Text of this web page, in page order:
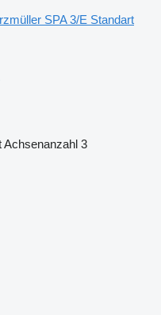
SPA 3/E Standart
Achsenanzahl 3